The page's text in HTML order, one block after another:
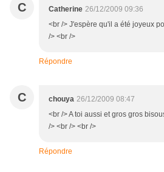
C Catherine 26/12/2009 09:36
<br /> J'espère qu'il a été joyeux
/> <br />
Répondre
C chouya 26/12/2009 08:47
<br /> A toi aussi et gros gros
/> <br /> <br />
Répondre